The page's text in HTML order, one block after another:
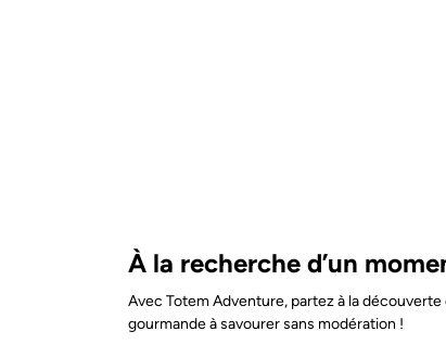
À la recherche d’un
Avec Totem Adventure, partez à la
gourmande à savourer sans modération !